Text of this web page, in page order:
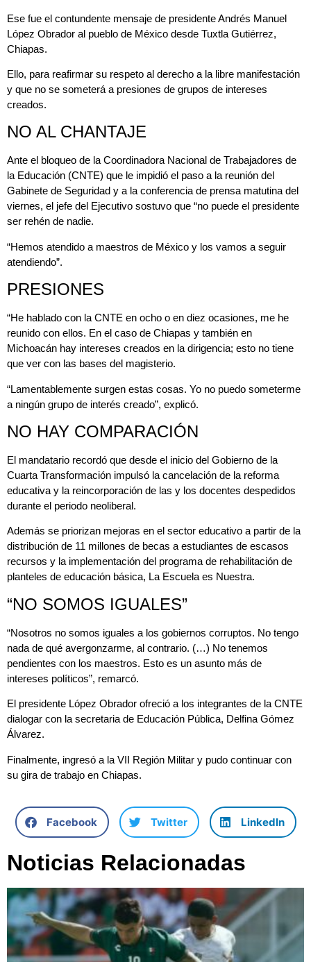
Ese fue el contundente mensaje de presidente Andrés Manuel
López Obrador al pueblo de México desde Tuxtla Gutiérrez,
Chiapas.
Ello, para reafirmar su respeto al derecho a la libre manifestación
y que no se someterá a presiones de grupos de intereses
creados.
NO AL CHANTAJE
Ante el bloqueo de la Coordinadora Nacional de Trabajadores de
la Educación (CNTE) que le impidió el paso a la reunión del
Gabinete de Seguridad y a la conferencia de prensa matutina del
viernes, el jefe del Ejecutivo sostuvo que “no puede el presidente
ser rehén de nadie.
“Hemos atendido a maestros de México y los vamos a seguir
atendiendo”.
PRESIONES
“He hablado con la CNTE en ocho o en diez ocasiones, me he
reunido con ellos. En el caso de Chiapas y también en
Michoacán hay intereses creados en la dirigencia; esto no tiene
que ver con las bases del magisterio.
“Lamentablemente surgen estas cosas. Yo no puedo someterme
a ningún grupo de interés creado”, explicó.
NO HAY COMPARACIÓN
El mandatario recordó que desde el inicio del Gobierno de la
Cuarta Transformación impulsó la cancelación de la reforma
educativa y la reincorporación de las y los docentes despedidos
durante el periodo neoliberal.
Además se priorizan mejoras en el sector educativo a partir de la
distribución de 11 millones de becas a estudiantes de escasos
recursos y la implementación del programa de rehabilitación de
planteles de educación básica, La Escuela es Nuestra.
“NO SOMOS IGUALES”
“Nosotros no somos iguales a los gobiernos corruptos. No tengo
nada de qué avergonzarme, al contrario. (…) No tenemos
pendientes con los maestros. Esto es un asunto más de
intereses políticos”, remarcó.
El presidente López Obrador ofreció a los integrantes de la CNTE
dialogar con la secretaria de Educación Pública, Delfina Gómez
Álvarez.
Finalmente, ingresó a la VII Región Militar y pudo continuar con
su gira de trabajo en Chiapas.
Facebook Twitter LinkedIn
Noticias Relacionadas